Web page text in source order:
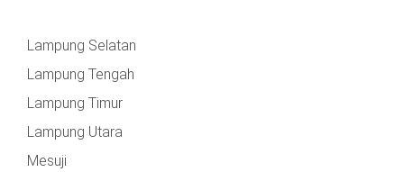
Lampung Selatan
Lampung Tengah
Lampung Timur
Lampung Utara
Mesuji